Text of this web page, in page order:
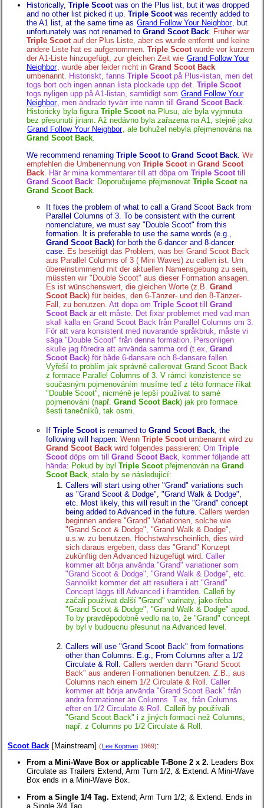
Historically, Triple Scootwas on the Plus list, but it was dropped
and no other list picked it up. Triple Scootwas recently added to
the A1 list, at the same time as Grand Follow Your Neighbor, but
unfortunately was not renamed to Grand Scoot Back. Früher war
Triple Scootauf der Plus Liste, aber es wurde entfernt und keine
andere Liste hat es aufgenommen. Triple Scootwurde vor kurzem
der A1-Liste hinzugefügt, zur gleichen Zeit wie Grand Follow Your
Neighbor, wurde aber leider nicht in Grand Scoot Back
umbenannt. Historiskt, fanns Triple Scootpå Plus-listan, men det
togs bort och ingen annan lista plockade upp det. Triple Scoot
togs nyligen upp på A1-listan, samtidigt som Grand Follow Your
Neighbor, men ändrade tyvärr inte namn till Grand Scoot Back.
Historicky byla figura Triple Scootna Plusu, ale byla vyjmnuta
bez přesunutí jinam. Až nedávno byla zařazena na A1, stejně jako
Grand Follow Your Neighbor, ale bohužel nebyla přejmenována na
Grand Scoot Back.
We recommend renaming Triple Scootto Grand Scoot Back Wir
empfehlen die Umbenennung von Triple Scoot in Grand Scoot
Back Här är mina kommentarer till att döpa om Triple Scoot till
Grand Scoot Back: Doporučujeme přejmenovat Triple Scootna
Grand Scoot Back
It fixes the problem of what to call a Grand Scoot Back from
Parallel Columns of 3. To be consistent with the current
nomenclature, we must say "Double Scoot" from this
formation. It is preferable to use the same words (e.g.,
Grand Scoot Back) for both the 6-dancer and 8-dancer
case.
Es beseitigt das Problem, was bei Grand Scoot Back
aus Parallel Columns of 3 ( Mini Waves) zu callen ist. Um
übereinstimmend mit der aktuellen Namensgebung zu sein,
müssten wir "Double Scoot" aus dieser Formation ansagen.
Es ist wünschenswert, die gleichen Worte (z.B. Grand
Scoot Back) für beides, den 6-Tänzer- und den 8-Tänzer-
Fall, zu benutzen. Att döpa om Triple Scoot till Grand
Scoot Back är ett måste. Det fixar problemet med vad man
skall kalla en Grand Scoot Back från Parallel Columns om 3.
För att vara konsistent med nuvarande språkbruk, måste vi
säga "Double Scoot" från denna formation. Personligen
skulle jag föredra att använda samma ord (t.ex, Grand
Scoot Back) för både 6-dansare och 8-dansare fallen.
Vyřeší to problím jak správně callerovat Grand Scoot Back
z formace Parallel Columns of 3. V rámci konzistence se
současným pojmenováním musíme teď z této formace říkat
"Double Scoot", nicméně je lepší používat to samé
pojmenování (např. Grand Scoot Back) jak pro formace
šesti tanečníků, tak osmi.
If Triple Scootis renamed to Grand Scoot Back , the
following will happen: Wenn Triple Scoot umbenannt wird zu
Grand Scoot Back wird folgendes passieren: Om Triple
Scoot döps om till Grand Scoot Back , kommer följande att
hända: Pokud by byl Triple Scootpřejmenován na Grand
Scoot Back , stalo by se následující:
Callers will start using other "Grand" variations such
as "Grand Scoot & Dodge", "Grand Walk & Dodge",
etc. Most likely, this will result in the "Grand" concept
being added to Advanced in the future. Callers werden
beginnen andere "Grand" Variationen, solche wie
"Grand Scoot & Dodge", "Grand Walk & Dodge",
u.s.w. zu benutzen. Höchstwahrscheinlich, dies wird
sich daraus ergeben, dass das "Grand" Konzept
zukünftig den Advanced hizugefügt wird. Caller
kommer att börja använda "Grand" variationer som
"Grand Scoot & Dodge", "Grand Walk & Dodge", etc.
Sannolikt kommer det att resultera i att "Grand"
Concept läggs till Advanced i framtiden. Calleři by
začali používat další "Grand" varinaty, jako třeba
"Grand Scoot & Dodge", "Grand Walk & Dodge" apod.
To by pravděpodobně vedlo na to, že "Grand" concept
by byl v budoucnu přesunut na Advanced level.
Callers will use "Grand Scoot Back" from formations
other than Columns. E.g., From Columns after a 1/2
Circulate & Roll.
Callers werden dann "Grand Scoot
Back" aus anderen Formationen benutzen. Z.B., aus
Columns nach einem 1/2 Circulate & Roll.
Caller
kommer att börja använda "Grand Scoot Back" från
andra formationer än Columns. T.ex, från Columns
efter en 1/2 Circulate & Roll.
Calleři by používali
"Grand Scoot Back" i z jiných formací než Columns,
např. z Columns po 1/2 Circulate & Roll.
Scoot Back [Mainstream] (Lee Kopman 1969):
From a Mini-Wave Box or applicable T-Bone 2 x 2. Leaders Box
Circulate as Trailers Extend, Arm Turn 1/2, & Extend. A Mini-Wave
Box ends in a Mini-Wave Box.
From a Single 1/4 Tag. Extend; Arm Turn 1/2; & Extend. Ends in
a Single 3/4 Tag.